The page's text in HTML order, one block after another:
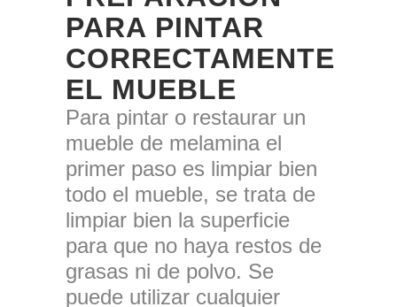
PARA PINTAR
CORRECTAMENTE
EL MUEBLE
Para pintar o restaurar un
mueble de melamina el
primer paso es limpiar bien
todo el mueble, se trata de
limpiar bien la superficie
para que no haya restos de
grasas ni de polvo. Se
puede utilizar cualquier